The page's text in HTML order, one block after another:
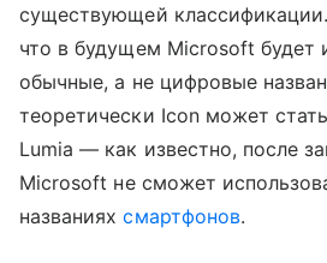
существующей
что в будущем Microsoft будет
обычные, а не цифровые
теоретически Icon может
Lumia — как известно, после
Microsoft не сможет
названияхсмартфонов.